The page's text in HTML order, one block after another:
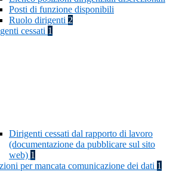
Posti di funzione disponibili
Ruolo dirigenti 2
cessati 1
Dirigenti cessati dal rapporto di lavoro
(documentazione da pubblicare sul sito
web) 1
per mancata comunicazione dei dati 1